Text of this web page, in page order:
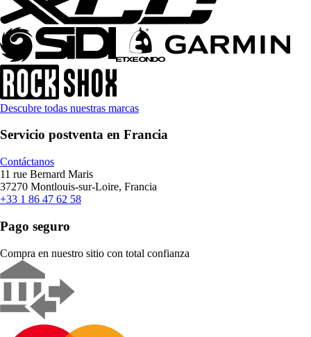
Descubre todas nuestras marcas
Servicio postventa en Francia
Contáctanos
11 rue Bernard Maris
37270 Montlouis-sur-Loire, Francia
+33 1 86 47 62 58
Pago seguro
Compra en nuestro sitio con total confianza